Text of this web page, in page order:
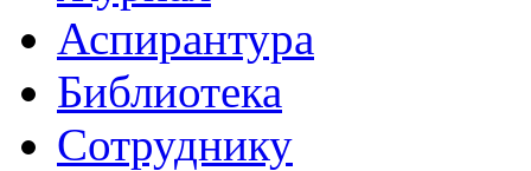
Аспирантура
Библиотека
Сотруднику